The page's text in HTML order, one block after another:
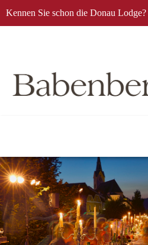
Kennen Sie schon die Donau Lodge?